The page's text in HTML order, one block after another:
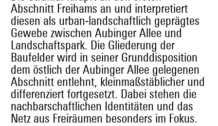
Abschnitt Frei­hams an und inter­pretiert
diesen als urban-land­schaftlich geprägtes
Gewebe zwis­chen Aub­inger Allee und
Land­schaftspark. Die Gliederung der
Baufelder wird in sein­er Grund­dis­po­si­tion
dem östlich der Aub­inger Allee gele­ge­nen
Abschnitt entlehnt, klein­maßstäblich­er und
dif­feren­ziert fort­ge­set­zt. Dabei ste­hen die
nach­barschaftlichen Iden­titäten und das
Netz aus Freiräu­men beson­ders im Fokus.